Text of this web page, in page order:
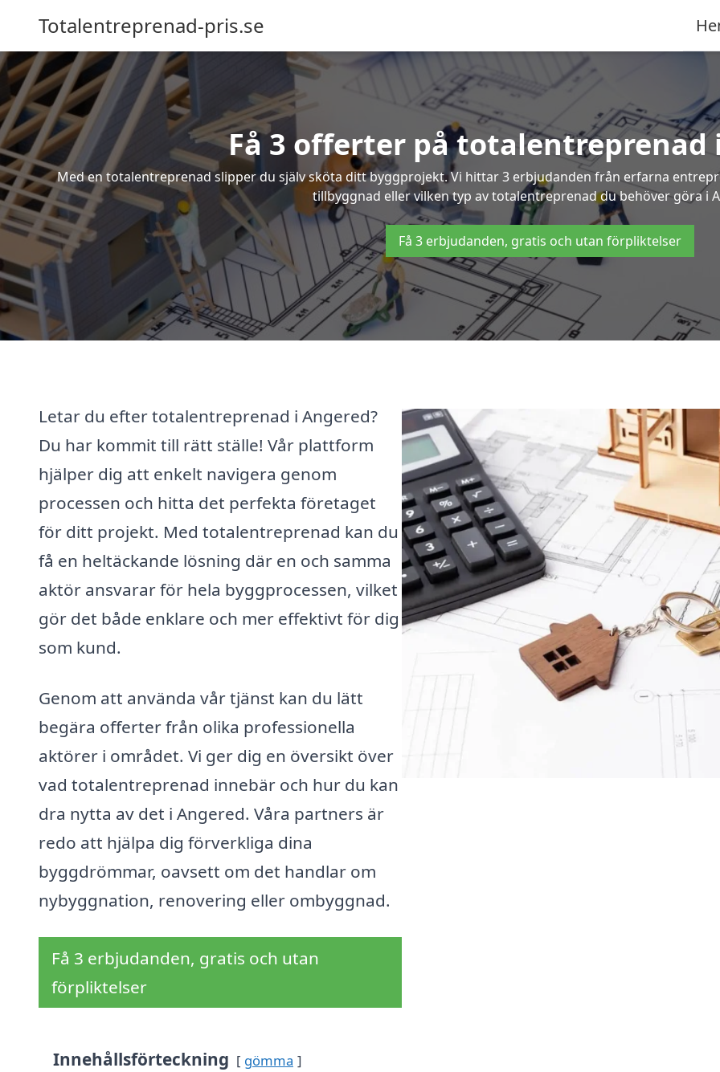
Totalentreprenad-pris.se
Få 3 offerter på totalentreprenad
Med en totalentreprenad slipper du själv sköta ditt byggprojekt. Vi hittar 3 erbjudanden från erfarna
tillbyggnad eller vilken typ av totalentreprenad du behöver göra i
Få 3 erbjudanden, gratis och utan förpliktelser
Letar du efter totalentreprenad i Angered?
Du har kommit till rätt ställe! Vår plattform
hjälper dig att enkelt navigera genom
processen och hitta det perfekta företaget
för ditt projekt. Med totalentreprenad kan du
få en heltäckande lösning där en och samma
aktör ansvarar för hela byggprocessen, vilket
gör det både enklare och mer effektivt för dig
som kund.
Genom att använda vår tjänst kan du lätt
begära offerter från olika professionella
aktörer i området. Vi ger dig en översikt över
vad totalentreprenad innebär och hur du kan
dra nytta av det i Angered. Våra partners är
redo att hjälpa dig förverkliga dina
byggdrömmar, oavsett om det handlar om
nybyggnation, renovering eller ombyggnad.
Få 3 erbjudanden, gratis och utan
förpliktelser
Innehållsförteckning gömma